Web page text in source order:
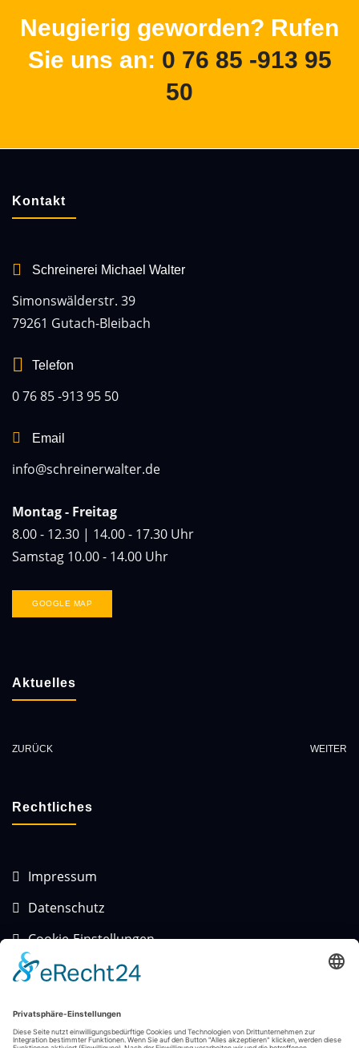
Neugierig geworden? Rufen
Sie uns an: 0 76 85 -913 95
50
Kontakt
Schreinerei Michael Walter
Simonswälderstr. 39
79261 Gutach-Bleibach
Telefon
0 76 85 -913 95 50
Email
info@schreinerwalter.de
Montag - Freitag
8.00 - 12.30 | 14.00 - 17.30 Uhr
Samstag 10.00 - 14.00 Uhr
GOOGLE MAP
Aktuelles
ZURÜCK WEITER
Rechtliches
Impressum
Datenschutz
Cookie-Einstellungen